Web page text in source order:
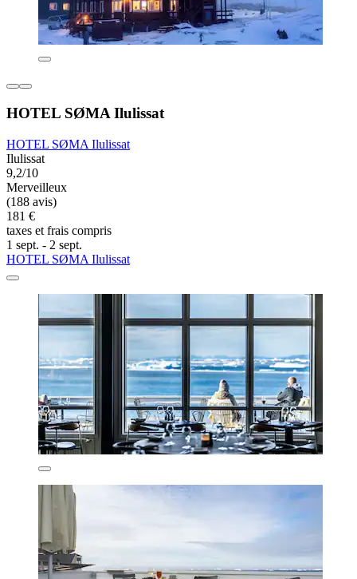
HOTEL SØMA Ilulissat
HOTEL SØMA Ilulissat
Ilulissat
9,2/10
Merveilleux
(188 avis)
181 €
taxes et frais compris
1 sept. - 2 sept.
HOTEL SØMA Ilulissat